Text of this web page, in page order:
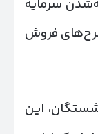
سرمایه
فروش
این